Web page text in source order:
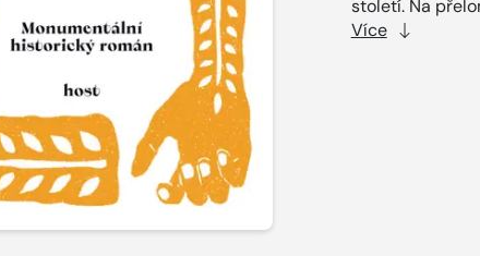
století. Na
Více